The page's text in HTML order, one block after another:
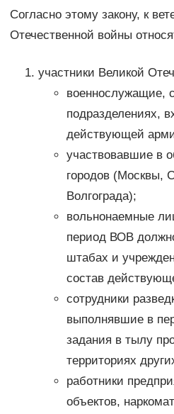
Согласно этому закону, к
Отечественной войны
участники Великой
военнослужащие,
подразделениях,
действующей
участвовавшие в
городов (Москвы,
Волгограда);
вольнонаемные
период ВОВ
штабах и
состав
сотрудники
выполнявшие в
задания в тылу
территориях
работники
объектов,